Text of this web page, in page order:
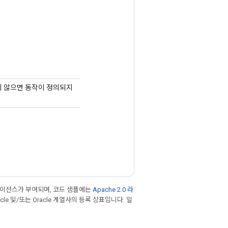
으면 동작이 정의되지
선스가 부여되며, 코드 샘플에는 Apache 2.0 라
및/또는 Oracle 계열사의 등록 상표입니다. 일